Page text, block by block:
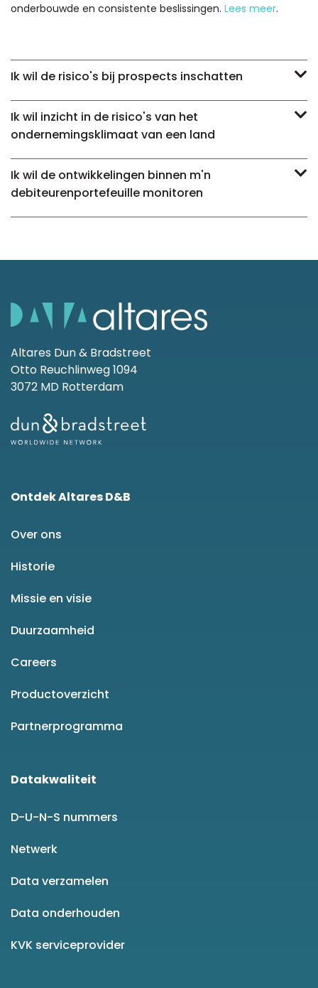
onderbouwde en consistente beslissingen. Lees meer.
Ik wil de risico's bij prospects inschatten
Ik wil inzicht in de risico's van het
ondernemingsklimaat van een land
Ik wil de ontwikkelingen binnen m'n
debiteurenportefeuille monitoren
Altares Dun & Bradstreet
Otto Reuchlinweg 1094
3072 MD Rotterdam
Ontdek Altares D&B
Over ons
Historie
Missie en visie
Duurzaamheid
Careers
Productoverzicht
Partnerprogramma
Datakwaliteit
D-U-N-S nummers
Netwerk
Data verzamelen
Data onderhouden
KVK serviceprovider